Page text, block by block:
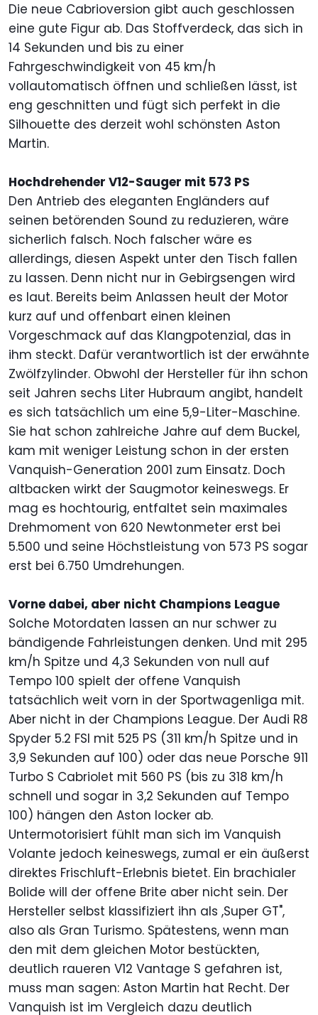
Die neue Cabrioversion gibt auch geschlossen
eine gute Figur ab. Das Stoffverdeck, das sich in
14 Sekunden und bis zu einer
Fahrgeschwindigkeit von 45 km/h
vollautomatisch öffnen und schließen lässt, ist
eng geschnitten und fügt sich perfekt in die
Silhouette des derzeit wohl schönsten Aston
Martin.
Hochdrehender V12-Sauger mit 573 PS
Den Antrieb des eleganten Engländers auf
seinen betörenden Sound zu reduzieren, wäre
sicherlich falsch. Noch falscher wäre es
allerdings, diesen Aspekt unter den Tisch fallen
zu lassen. Denn nicht nur in Gebirgsengen wird
es laut. Bereits beim Anlassen heult der Motor
kurz auf und offenbart einen kleinen
Vorgeschmack auf das Klangpotenzial, das in
ihm steckt. Dafür verantwortlich ist der erwähnte
Zwölfzylinder. Obwohl der Hersteller für ihn schon
seit Jahren sechs Liter Hubraum angibt, handelt
es sich tatsächlich um eine 5,9-Liter-Maschine.
Sie hat schon zahlreiche Jahre auf dem Buckel,
kam mit weniger Leistung schon in der ersten
Vanquish-Generation 2001 zum Einsatz. Doch
altbacken wirkt der Saugmotor keineswegs. Er
mag es hochtourig, entfaltet sein maximales
Drehmoment von 620 Newtonmeter erst bei
5.500 und seine Höchstleistung von 573 PS sogar
erst bei 6.750 Umdrehungen.
Vorne dabei, aber nicht Champions League
Solche Motordaten lassen an nur schwer zu
bändigende Fahrleistungen denken. Und mit 295
km/h Spitze und 4,3 Sekunden von null auf
Tempo 100 spielt der offene Vanquish
tatsächlich weit vorn in der Sportwagenliga mit.
Aber nicht in der Champions League. Der Audi R8
Spyder 5.2 FSI mit 525 PS (311 km/h Spitze und in
3,9 Sekunden auf 100) oder das neue Porsche 911
Turbo S Cabriolet mit 560 PS (bis zu 318 km/h
schnell und sogar in 3,2 Sekunden auf Tempo
100) hängen den Aston locker ab.
Untermotorisiert fühlt man sich im Vanquish
Volante jedoch keineswegs, zumal er ein äußerst
direktes Frischluft-Erlebnis bietet. Ein brachialer
Bolide will der offene Brite aber nicht sein. Der
Hersteller selbst klassifiziert ihn als ,Super GT",
also als Gran Turismo. Spätestens, wenn man
den mit dem gleichen Motor bestückten,
deutlich raueren V12 Vantage S gefahren ist,
muss man sagen: Aston Martin hat Recht. Der
Vanquish ist im Vergleich dazu deutlich